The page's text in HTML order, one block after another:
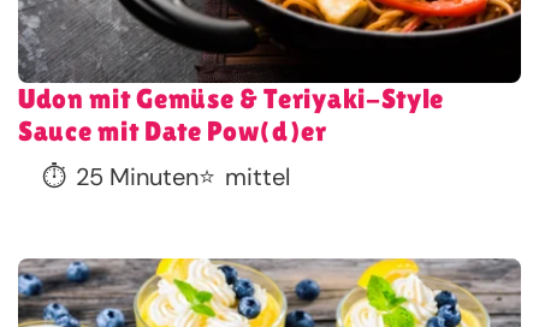
Udon mit Gemüse & Teriyaki-Style
Sauce mit Date Pow(d)er
⏱️ 25 Minuten⭐ mittel